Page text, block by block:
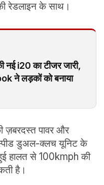
रेडलाइन के साथ।
नई i20 का टीजर जारी,
ने लड़कों को बनाया
ज़बरदस्त पावर और
डुअल-क्लच यूनिट के
हालत से 100kmph की
है।